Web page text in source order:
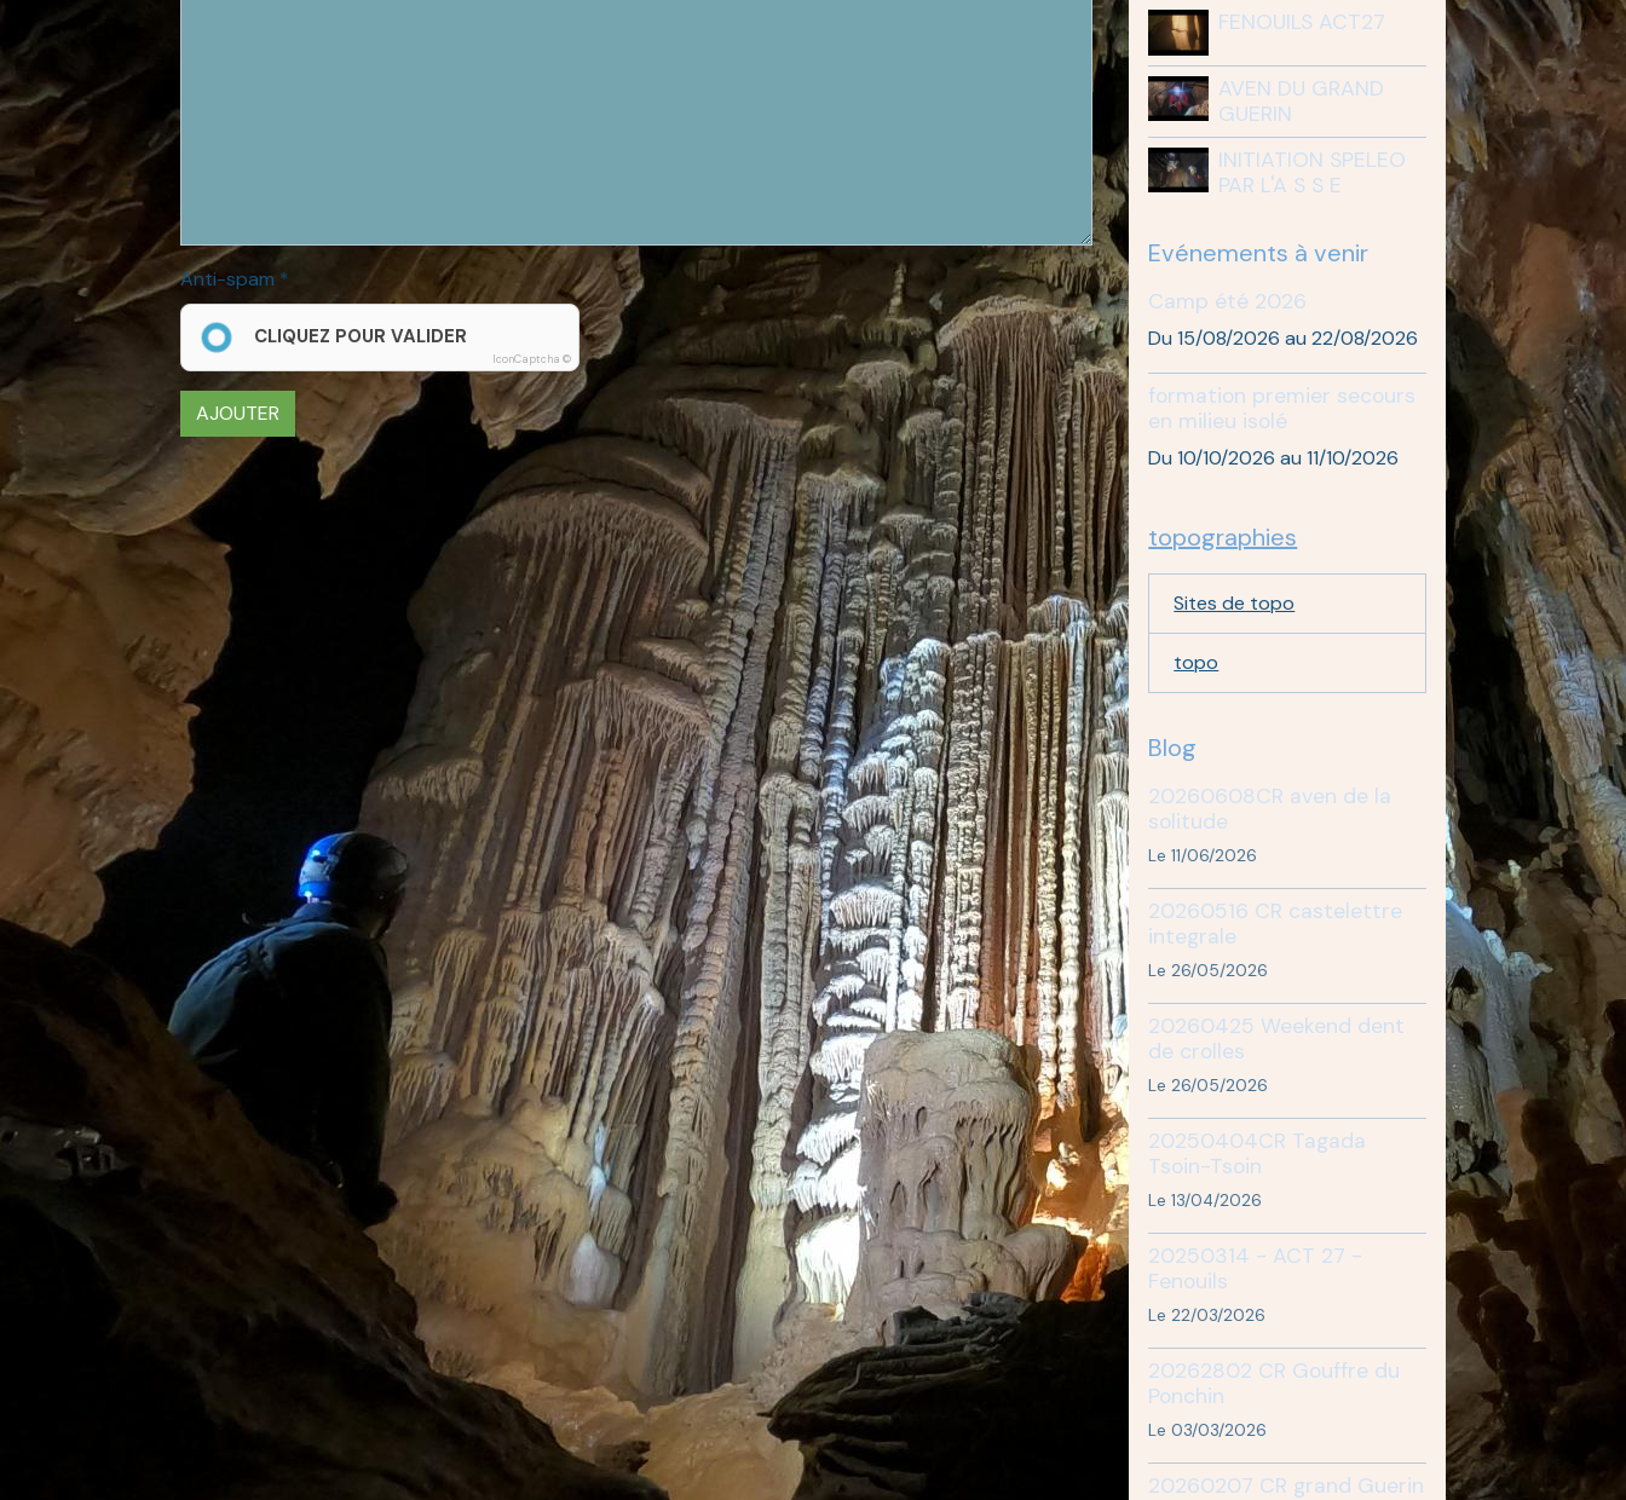
Anti-spam
CLIQUEZ POUR VALIDER
IconCaptcha ©
AJOUTER
FENOUILS ACT27
AVEN DU GRAND
GUERIN
INITIATION SPELEO
PAR L'A S S E
Evénements à venir
Camp été 2026
Du 15/08/2026 au 22/08/2026
formation premier secours
en milieu isolé
Du 10/10/2026 au 11/10/2026
topographies
Sites de topo
topo
Blog
20260608CR aven de la
solitude
Le 11/06/2026
20260516 CR castelettre
integrale
Le 26/05/2026
20260425 Weekend dent
de crolles
Le 26/05/2026
20250404CR Tagada
Tsoin-Tsoin
Le 13/04/2026
20250314 - ACT 27 -
Fenouils
Le 22/03/2026
20262802 CR Gouffre du
Ponchin
Le 03/03/2026
20260207 CR grand Guerin